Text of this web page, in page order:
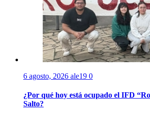
6 agosto, 2026 ale19 0
¿Por qué hoy está ocupado el IFD
Salto?